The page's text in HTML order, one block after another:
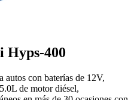
Hyps-400
autos con baterías de 12V,
de motor diésel,